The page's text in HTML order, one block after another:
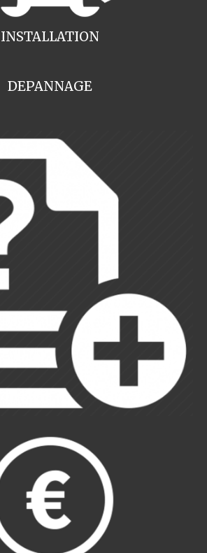
INSTALLATION
DEPANNAGE